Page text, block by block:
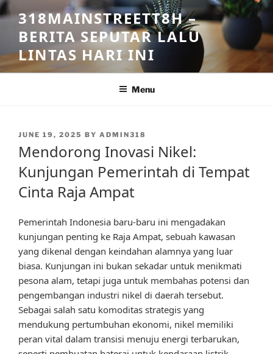
Skip
to
content
318MAINSTREETT8H –
BERITA SEPUTAR LALU
LINTAS HARI INI
Menu
POSTED
JUNE 19, 2025 BY ADMIN318
Mendorong Inovasi Nikel:
Kunjungan Pemerintah di Tempat
Cinta Raja Ampat
Pemerintah Indonesia baru-baru ini mengadakan
kunjungan penting ke Raja Ampat, sebuah kawasan
yang dikenal dengan keindahan alamnya yang luar
biasa. Kunjungan ini bukan sekadar untuk menikmati
pesona alam, tetapi juga untuk membahas potensi dan
pengembangan industri nikel di daerah tersebut.
Sebagai salah satu komoditas strategis yang
mendukung pertumbuhan ekonomi, nikel memiliki
peran vital dalam transisi menuju energi terbarukan,